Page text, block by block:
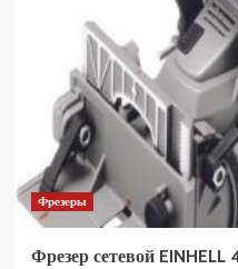
RT0700CX2
Фрезеры
Фрезер сетевой